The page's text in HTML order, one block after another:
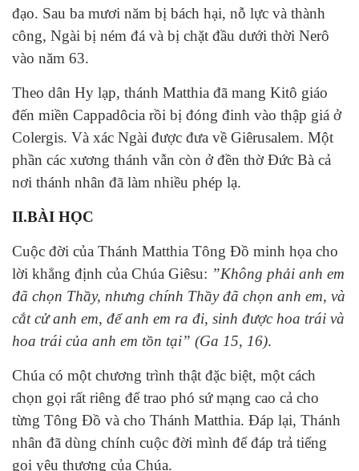
đạo. Sau ba mươi năm bị bách hại, nỗ lực và thành
công, Ngài bị ném đá và bị chặt đầu dưới thời Nerô
vào năm 63.
Theo dân Hy lạp, thánh Matthia đã mang Kitô giáo
đến miền Cappadôcia rồi bị đóng đinh vào thập giá ở
Colergis. Và xác Ngài được đưa về Giêrusalem. Một
phần các xương thánh vẫn còn ở đền thờ Đức Bà cả
nơi thánh nhân đã làm nhiều phép lạ.
II.BÀI HỌC
Cuộc đời của Thánh Matthia Tông Đồ minh họa cho
lời khẳng định của Chúa Giêsu: ”Không phải anh em
đã chọn Thầy, nhưng chính Thầy đã chọn anh em, và
cắt cử anh em, để anh em ra đi, sinh được hoa trái và
hoa trái của anh em tồn tại” (Ga 15, 16).
Chúa có một chương trình thật đặc biệt, một cách
chọn gọi rất riêng để trao phó sứ mạng cao cả cho
từng Tông Đồ và cho Thánh Matthia. Đáp lại, Thánh
nhân đã dùng chính cuộc đời mình để đáp trả tiếng
gọi yêu thương của Chúa.